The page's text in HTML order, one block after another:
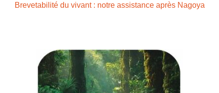
Brevetabilité du vivant : notre assistance après Nagoya